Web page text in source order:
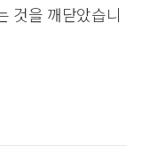
것을 깨닫았습니